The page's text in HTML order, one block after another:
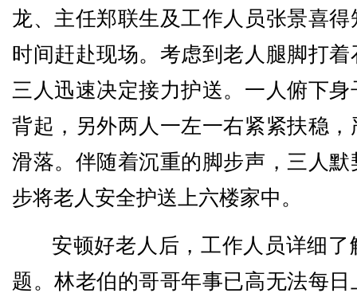
龙、主任郑联生及工作人员张景喜
时间赶赴现场。考虑到老人腿脚打
三人迅速决定接力护送。一人俯下
背起，另外两人一左一右紧紧扶稳
滑落。伴随着沉重的脚步声，三人
步将老人安全护送上六楼家中。
安顿好老人后，工作人员详细
题。林老伯的哥哥年事已高无法每